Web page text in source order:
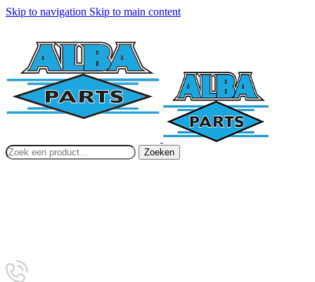
Skip to navigation Skip to main content
Zoeken